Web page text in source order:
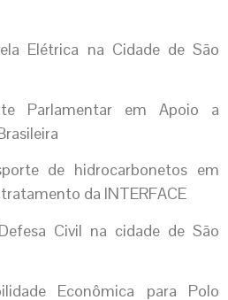
Elétrica na Cidade de São
Parlamentar em Apoio a
de hidrocarbonetos em
da INTERFACE
Civil na cidade de São
Econômica para Polo